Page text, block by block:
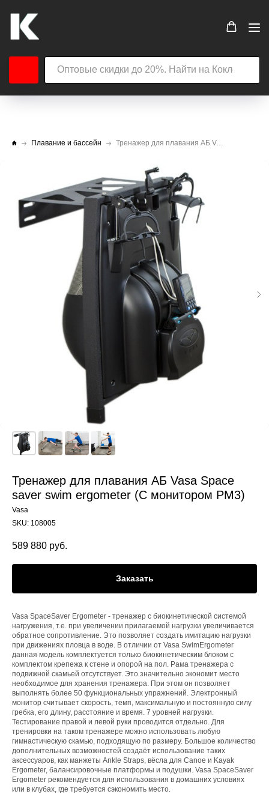
Плавание и бассейн Тренажер для плавания АБ Vasa Space saver swim ergometer (С монитором PM3)
Тренажер для плавания АБ Vasa Space
saver swim ergometer (С монитором PM3)
Vasa
SKU: 108005
589 880 руб.
Заказать
Vasa SpaceSaver Ergometer - тренажер с биокинетической системой
нагружения, т.е. при увеличении прилагаемой нагрузки увеличивается
обратное сопротивление. Это позволяет создать имитацию нагрузки
при движениях пловца в воде. В отличии от Vasa SwimErgometer
данная модель комплектуется только биокинетическим блоком с
комплектом крепежа к стене и опорой на пол. Рама тренажера с
подвижной скамьей отсутствует. Это значительно экономит место
необходимое для хранения тренажера. При этом он позволяет
выполнять более 50 функциональных упражнений. Электронный
монитор считывает скорость, темп, максимальную и постоянную силу
гребка, его длину, расстояние и время. 7 уровней нагрузки.
Тестирование правой и левой руки проводится отдельно. Для
тренировки на таком тренажере можно использовать любую
гимнастическую скамью, подходящую по размеру. Большое количество
дополнительных возможностей создаёт использование таких
аксессуаров, как манжеты Ankle Straps, вёсла для Canoe и Kayak
Ergometer, балансировочные платформы и подушки. Vasa SpaceSaver
Ergometer рекомендуется для использования в домашних условиях
или в клубах, где требуется сэкономить место.